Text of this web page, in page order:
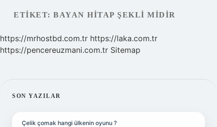
ETIKET: BAYAN HITAP ŞEKLI MIDIR
https://mrhostbd.com.tr https://laka.com.tr
https://pencereuzmani.com.tr Sitemap
SIDEBAR
SON YAZILAR
Çelik çomak hangi ülkenin oyunu ?